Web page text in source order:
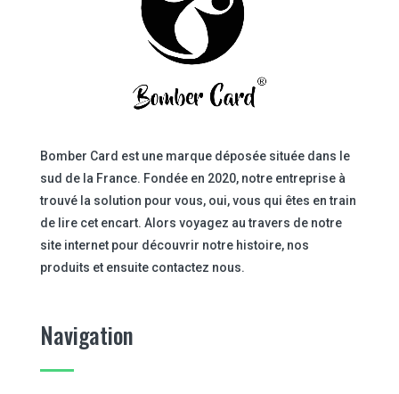
Bomber Card est une marque déposée située dans le
sud de la France. Fondée en 2020, notre entreprise à
trouvé la solution pour vous, oui, vous qui êtes en train
de lire cet encart. Alors voyagez au travers de notre
site internet pour découvrir notre histoire, nos
produits et ensuite contactez nous.
Navigation